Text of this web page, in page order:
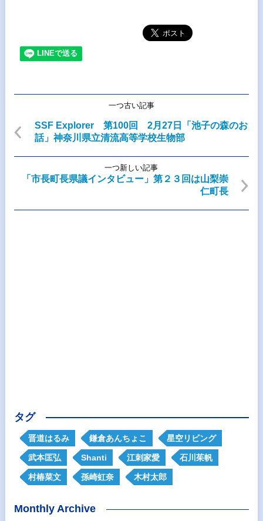
一つ古い記事
SSF Explorer 第100回 2月27日「池子の森のお
話」神奈川県立清流高等学校生物部
一つ新しい記事
「市長町長県議インタビュー」第２３回は山梨崇
仁町長
タグ
晋道はるみ 鎌倉あんちょこ 星空リビング
武本匡弘 Shanti 江刺家愛 石川茱帆
村椿菜文 孫崎虹奈 木村太郎
Monthly Archive